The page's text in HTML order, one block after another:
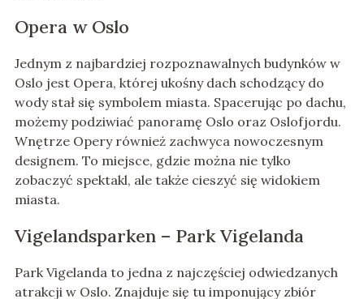
Opera w Oslo
Jednym z najbardziej rozpoznawalnych budynków w
Oslo jest Opera, której ukośny dach schodzący do
wody stał się symbolem miasta. Spacerując po dachu,
możemy podziwiać panoramę Oslo oraz Oslofjordu.
Wnętrze Opery również zachwyca nowoczesnym
designem. To miejsce, gdzie można nie tylko
zobaczyć spektakl, ale także cieszyć się widokiem
miasta.
Vigelandsparken – Park Vigelanda
Park Vigelanda to jedna z najczęściej odwiedzanych
atrakcji w Oslo. Znajduje się tu imponujący zbiór